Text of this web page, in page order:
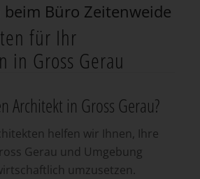
Büro Zeitenweide
für Ihr
in Gross Gerau
Architekt in Gross Gerau?
helfen wir Ihnen, Ihre
Gerau und Umgebung
umzusetzen.